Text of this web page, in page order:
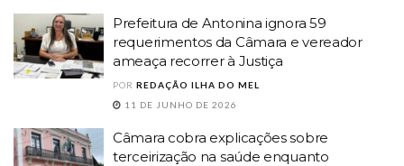
Prefeitura de Antonina ignora 59
requerimentos da Câmara e vereador
ameaça recorrer à Justiça
POR REDAÇÃO ILHA DO MEL
11 DE JUNHO DE 2026
Câmara cobra explicações sobre
terceirização na saúde enquanto